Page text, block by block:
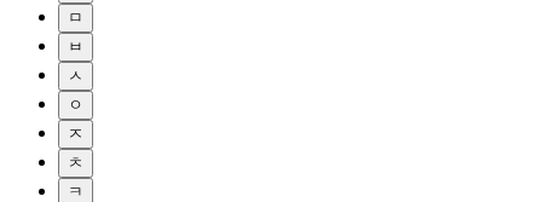
ㅁ
ㅂ
ㅅ
ㅇ
ㅈ
ㅊ
ㅋ